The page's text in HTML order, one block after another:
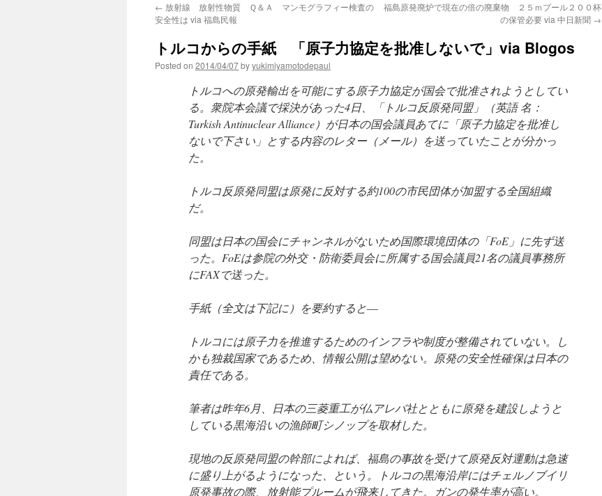
← 放射線 放射性物質 Ｑ＆Ａ マンモグラフィー検査の
安全性は via 福島民報
福島原発廃炉で現在の倍の廃棄物 ２５ｍプール２００杯
の保管必要 via 中日新聞 →
トルコからの手紙 「原子力協定を批准しないで」via Blogos
Posted on 2014/04/07byyukimiyamotodepaul
トルコへの原発輸出を可能にする原子力協定が国会で批准されようとしてい
る。衆院本会議で採決があった4日、「トルコ反原発同盟」（英語 名：
Turkish Antinuclear Alliance）が日本の国会議員あてに「原子力協定を批准し
ないで下さい」とする内容のレター（メール）を送っていたことが分かっ
た。
トルコ反原発同盟は原発に反対する約100の市民団体が加盟する全国組織
だ。
同盟は日本の国会にチャンネルがないため国際環境団体の「FoE」に先ず送
った。FoEは参院の外交・防衛委員会に所属する国会議員21名の議員事務所
にFAXで送った。
手紙（全文は下記に）を要約すると―
トルコには原子力を推進するためのインフラや制度が整備されていない。し
かも独裁国家であるため、情報公開は望めない。原発の安全性確保は日本の
責任である。
筆者は昨年6月、日本の三菱重工が仏アレバ社とともに原発を建設しようと
している黒海沿いの漁師町シノップを取材した。
現地の反原発同盟の幹部によれば、福島の事故を受けて原発反対運動は急速
に盛り上がるようになった、という。トルコの黒海沿岸にはチェルノブイリ
原発事故の際、放射能プルームが飛来してきた。ガンの発生率が高い。